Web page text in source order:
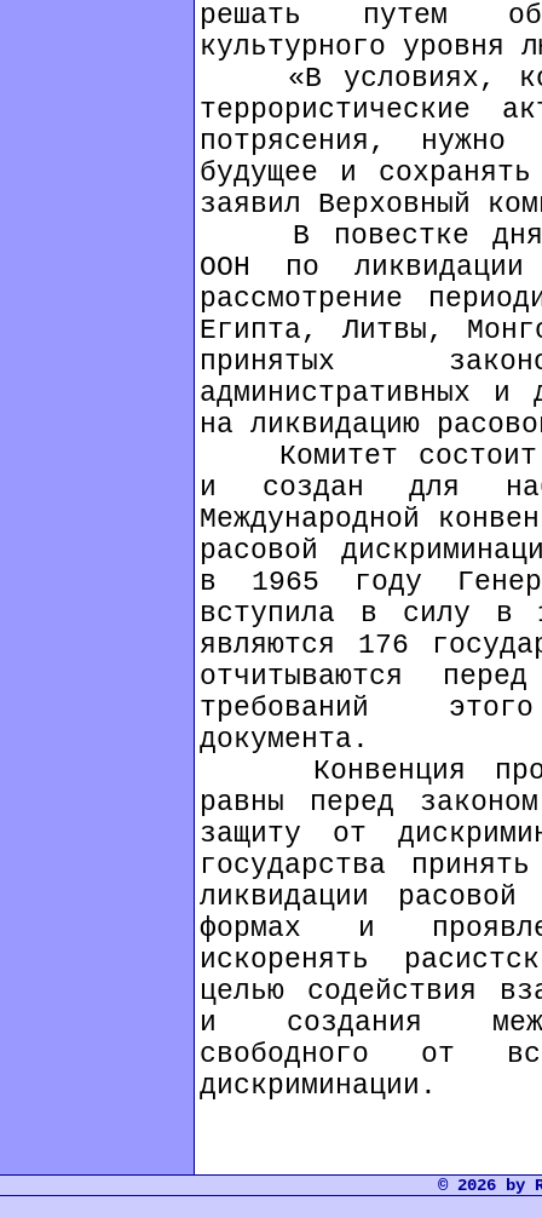
решать путем
культурного уровня
«В условиях,
террористические
потрясения,
будущее и
заявил Верховный
В повестке дня
ООН по ликвидации
рассмотрение
Египта, Литвы,
принятых
административных и
на ликвидацию
Комитет состоит
и создан для
Международной
расовой
в 1965 году
вступила в силу в
являются 176
отчитываются
требований этого
документа.
Конвенция
равны перед
защиту от
государства
ликвидации
формах и
искоренять
целью содействия
и создания
свободного от
дискриминации.
© 2026 by